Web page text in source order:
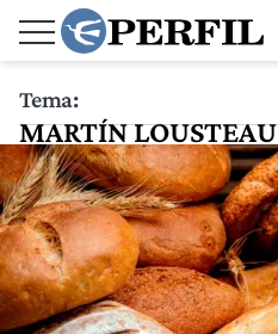
Tema:
MARTÍN LOUSTEAU